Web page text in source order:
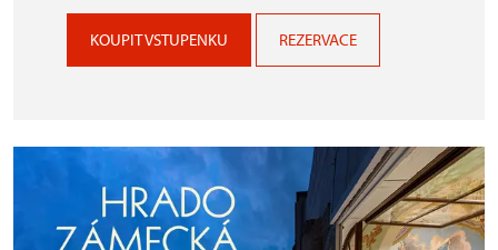
KOUPIT VSTUPENKU REZERVACE